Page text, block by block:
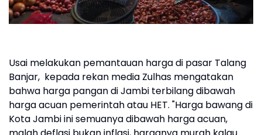
Usai melakukan pemantauan harga di pasar Talang
Banjar, kepada rekan media Zulhas mengatakan
bahwa harga pangan di Jambi terbilang dibawah
harga acuan pemerintah atau HET. "Harga bawang di
Kota Jambi ini semuanya dibawah harga acuan,